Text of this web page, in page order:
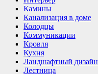
Камины
Канализация в доме
Колодцы
Коммуникации
Кровля
Кухня
Ландшафтный дизайн
Лестница